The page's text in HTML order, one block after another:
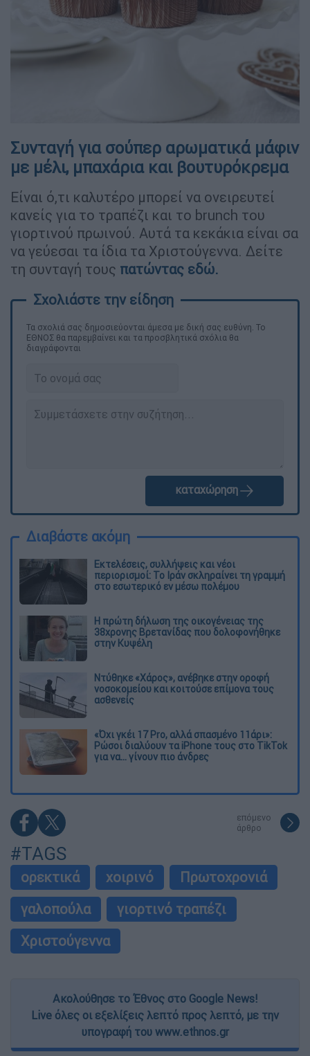
Συνταγή για σούπερ αρωματικά μάφιν
με μέλι, μπαχάρια και βουτυρόκρεμα
Είναι ό,τι καλυτέρο μπορεί να ονειρευτεί
κανείς για το τραπέζι και το brunch του
γιορτινού πρωινού. Αυτά τα κεκάκια είναι σα
να γεύεσαι τα ίδια τα Χριστούγεννα. Δείτε
τη συνταγή τους πατώντας εδώ.
Τα σχολιά σας δημοσιεύονται άμεσα με δική σας ευθύνη. Το
ΕΘΝΟΣ θα παρεμβαίνει και τα προσβλητικά σχόλια θα
διαγράφονται
καταχώρηση
Διαβάστε ακόμη
Εκτελέσεις, συλλήψεις και νέοι
περιορισμοί: Το Ιράν σκληραίνει τη γραμμή
στο εσωτερικό εν μέσω πολέμου
Η πρώτη δήλωση της οικογένειας της
38χρονης Βρετανίδας που δολοφονήθηκε
στην Κυψέλη
Ντύθηκε «Χάρος», ανέβηκε στην οροφή
νοσοκομείου και κοιτούσε επίμονα τους
ασθενείς
«Όχι γκέι 17 Pro, αλλά σπασμένο 11άρι»:
Ρώσοι διαλύουν τα iPhone τους στο TikTok
για να... γίνουν πιο άνδρες
επόμενο
άρθρο
#TAGS
ορεκτικά χοιρινό
Πρωτοχρονιά
γαλοπούλα
γιορτινό τραπέζι
Χριστούγεννα
Ακολούθησε το Έθνος στο Google News!
Live όλες οι εξελίξεις λεπτό προς λεπτό, με την
υπογραφή του www.ethnos.gr